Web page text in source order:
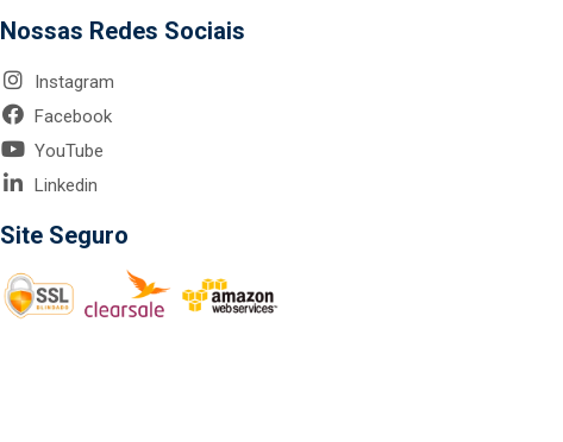
Nossas Redes Sociais
Instagram
Facebook
YouTube
Linkedin
Site Seguro